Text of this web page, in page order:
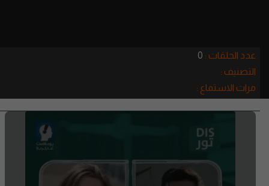
عدد الحلقات : 0
التصنيف :
مرات الاستماع :